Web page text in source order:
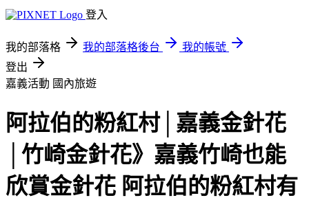
登入
我的部落格 我的部落格後台
我的帳號
登出
嘉義活動 國內旅遊
阿拉伯的粉紅村│嘉義金針花
│竹崎金針花》嘉義竹崎也能
欣賞金針花 阿拉伯的粉紅村有